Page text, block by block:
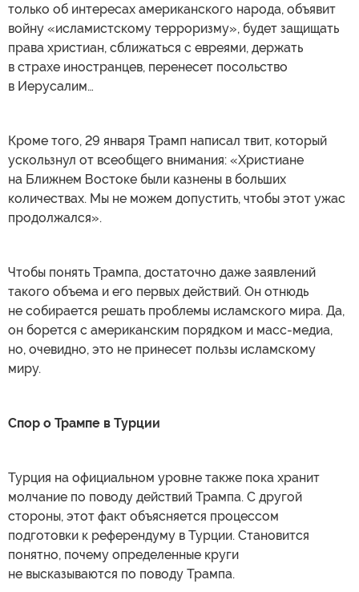
только об интересах американского народа, объявит
войну «исламистскому терроризму», будет защищать
права христиан, сближаться с евреями, держать
в страхе иностранцев, перенесет посольство
в Иерусалим…
Кроме того, 29 января Трамп написал твит, который
ускользнул от всеобщего внимания: «Христиане
на Ближнем Востоке были казнены в больших
количествах. Мы не можем допустить, чтобы этот ужас
продолжался».
Чтобы понять Трампа, достаточно даже заявлений
такого объема и его первых действий. Он отнюдь
не собирается решать проблемы исламского мира. Да,
он борется с американским порядком и масс-медиа,
но, очевидно, это не принесет пользы исламскому
миру.
Спор о Трампе в Турции
Турция на официальном уровне также пока хранит
молчание по поводу действий Трампа. С другой
стороны, этот факт объясняется процессом
подготовки к референдуму в Турции. Становится
понятно, почему определенные круги
не высказываются по поводу Трампа.